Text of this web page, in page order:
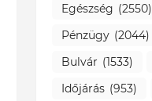
Egészség (2550)
Pénzügy (2044)
Bulvár (1533)
Időjárás (953)